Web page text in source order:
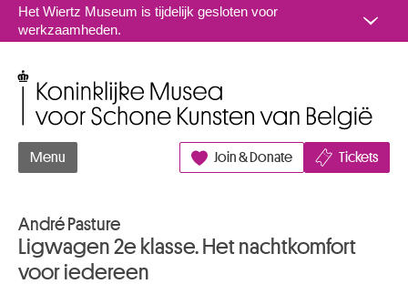
Naar inhoud
Het Wiertz Museum is tijdelijk gesloten voor
werkzaamheden.
Menu Join & Donate Tickets
André Pasture
Ligwagen 2e klasse. Het nachtkomfort
voor iedereen